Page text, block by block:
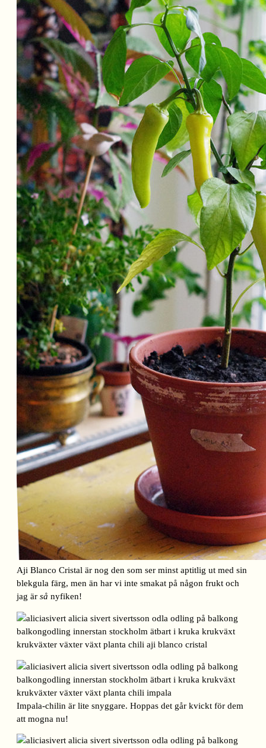
Aji Blanco Cristal är nog den som ser minst aptitlig ut med sin
blekgula färg, men än har vi inte smakat på någon frukt och
jag är så nyfiken!
Impala-chilin är lite snyggare. Hoppas det går kvickt för dem
att mogna nu!